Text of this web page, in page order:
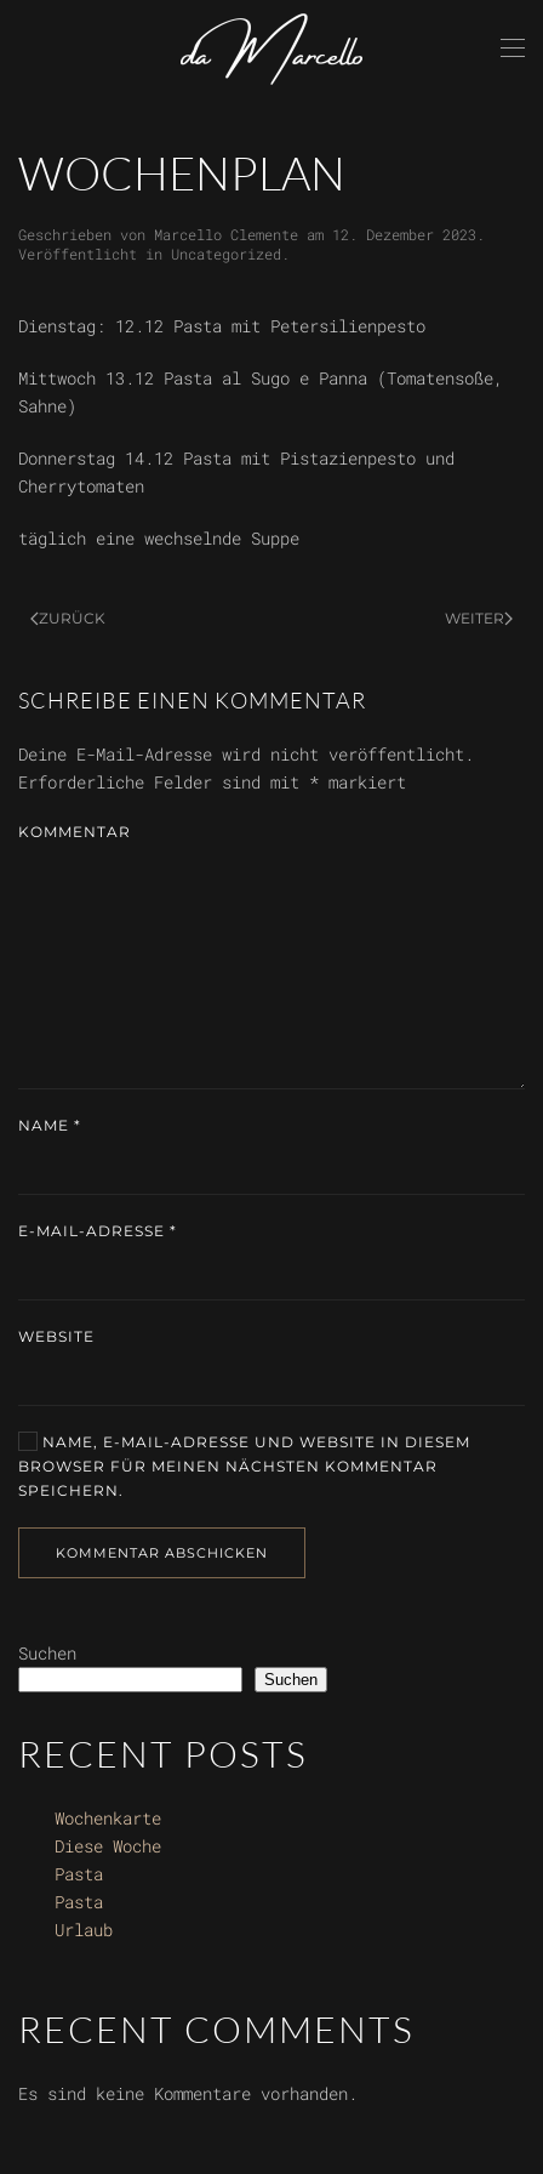
Skip to main content
WOCHENPLAN
Geschrieben von Marcello Clemente am 12. Dezember 2023
Veröffentlicht in Uncategorized
Dienstag: 12.12 Pasta mit Petersilienpesto
Mittwoch 13.12 Pasta al Sugo e Panna (Tomatensoße,
Sahne)
Donnerstag 14.12 Pasta mit Pistazienpesto und
Cherrytomaten
täglich eine wechselnde Suppe
ZURÜCK WEITER
SCHREIBE EINEN KOMMENTAR
Deine E-Mail-Adresse wird nicht veröffentlicht.
Erforderliche Felder sind mit * markiert
KOMMENTAR
NAME *
E-MAIL-ADRESSE *
WEBSITE
NAME, E-MAIL-ADRESSE UND WEBSITE IN DIESEM
BROWSER FÜR MEINEN NÄCHSTEN KOMMENTAR
SPEICHERN.
KOMMENTAR ABSCHICKEN
Suchen
Suchen
RECENT POSTS
Wochenkarte
Diese Woche
Pasta
Pasta
Urlaub
RECENT COMMENTS
Es sind keine Kommentare vorhanden.